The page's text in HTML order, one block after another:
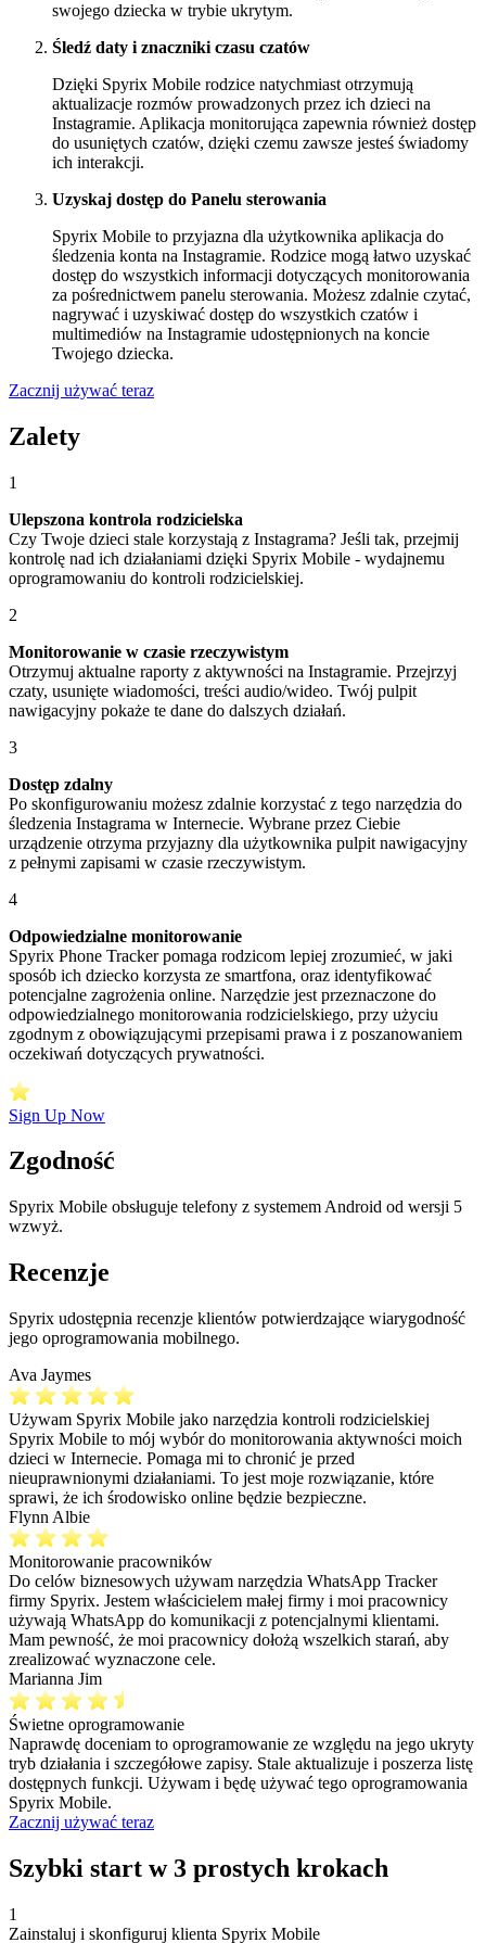
swojego dziecka w trybie ukrytym.
Śledź daty i znaczniki czasu czatów
Dzięki Spyrix Mobile rodzice natychmiast otrzymują
aktualizacje rozmów prowadzonych przez ich dzieci na
Instagramie. Aplikacja monitorująca zapewnia również dostęp
do usuniętych czatów, dzięki czemu zawsze jesteś świadomy
ich interakcji.
Uzyskaj dostęp do Panelu sterowania
Spyrix Mobile to przyjazna dla użytkownika aplikacja do
śledzenia konta na Instagramie. Rodzice mogą łatwo uzyskać
dostęp do wszystkich informacji dotyczących monitorowania
za pośrednictwem panelu sterowania. Możesz zdalnie czytać,
nagrywać i uzyskiwać dostęp do wszystkich czatów i
multimediów na Instagramie udostępnionych na koncie
Twojego dziecka.
Zacznij używać teraz
Zalety
1
Ulepszona kontrola rodzicielska
Czy Twoje dzieci stale korzystają z Instagrama? Jeśli tak, przejmij
kontrolę nad ich działaniami dzięki Spyrix Mobile - wydajnemu
oprogramowaniu do kontroli rodzicielskiej.
2
Monitorowanie w czasie rzeczywistym
Otrzymuj aktualne raporty z aktywności na Instagramie. Przejrzyj
czaty, usunięte wiadomości, treści audio/wideo. Twój pulpit
nawigacyjny pokaże te dane do dalszych działań.
3
Dostęp zdalny
Po skonfigurowaniu możesz zdalnie korzystać z tego narzędzia do
śledzenia Instagrama w Internecie. Wybrane przez Ciebie
urządzenie otrzyma przyjazny dla użytkownika pulpit nawigacyjny
z pełnymi zapisami w czasie rzeczywistym.
4
Odpowiedzialne monitorowanie
Spyrix Phone Tracker pomaga rodzicom lepiej zrozumieć, w jaki
sposób ich dziecko korzysta ze smartfona, oraz identyfikować
potencjalne zagrożenia online. Narzędzie jest przeznaczone do
odpowiedzialnego monitorowania rodzicielskiego, przy użyciu
zgodnym z obowiązującymi przepisami prawa i z poszanowaniem
oczekiwań dotyczących prywatności.
Sign Up Now
Zgodność
Spyrix Mobile obsługuje telefony z systemem Android od wersji 5
wzwyż.
Recenzje
Spyrix udostępnia recenzje klientów potwierdzające wiarygodność
jego oprogramowania mobilnego.
Ava Jaymes
Używam Spyrix Mobile jako narzędzia kontroli rodzicielskiej
Spyrix Mobile to mój wybór do monitorowania aktywności moich
dzieci w Internecie. Pomaga mi to chronić je przed
nieuprawnionymi działaniami. To jest moje rozwiązanie, które
sprawi, że ich środowisko online będzie bezpieczne.
Flynn Albie
Monitorowanie pracowników
Do celów biznesowych używam narzędzia WhatsApp Tracker
firmy Spyrix. Jestem właścicielem małej firmy i moi pracownicy
używają WhatsApp do komunikacji z potencjalnymi klientami.
Mam pewność, że moi pracownicy dołożą wszelkich starań, aby
zrealizować wyznaczone cele.
Marianna Jim
Świetne oprogramowanie
Naprawdę doceniam to oprogramowanie ze względu na jego ukryty
tryb działania i szczegółowe zapisy. Stale aktualizuje i poszerza listę
dostępnych funkcji. Używam i będę używać tego oprogramowania
Spyrix Mobile.
Zacznij używać teraz
Szybki start w 3 prostych krokach
1
Zainstaluj i skonfiguruj klienta Spyrix Mobile